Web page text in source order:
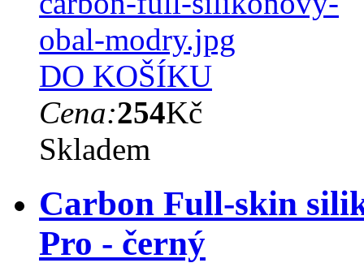
DO KOŠÍKU
Cena:254Kč
Skladem
Carbon Full-skin
Pro - černý